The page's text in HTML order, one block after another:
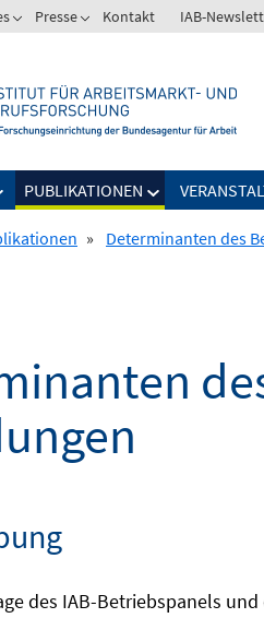
Presse Kontakt IAB-
PUBLIKATIONEN
» Determinanten des
des IAB-Betriebspanels